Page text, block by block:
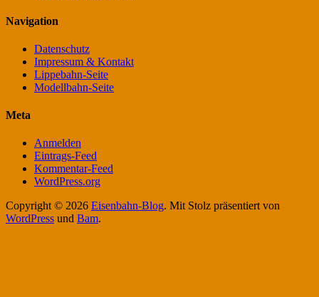
Navigation
Datenschutz
Impressum & Kontakt
Lippebahn-Seite
Modellbahn-Seite
Meta
Anmelden
Eintrags-Feed
Kommentar-Feed
WordPress.org
Copyright © 2026 Eisenbahn-Blog. Mit Stolz präsentiert von
WordPress und Bam.